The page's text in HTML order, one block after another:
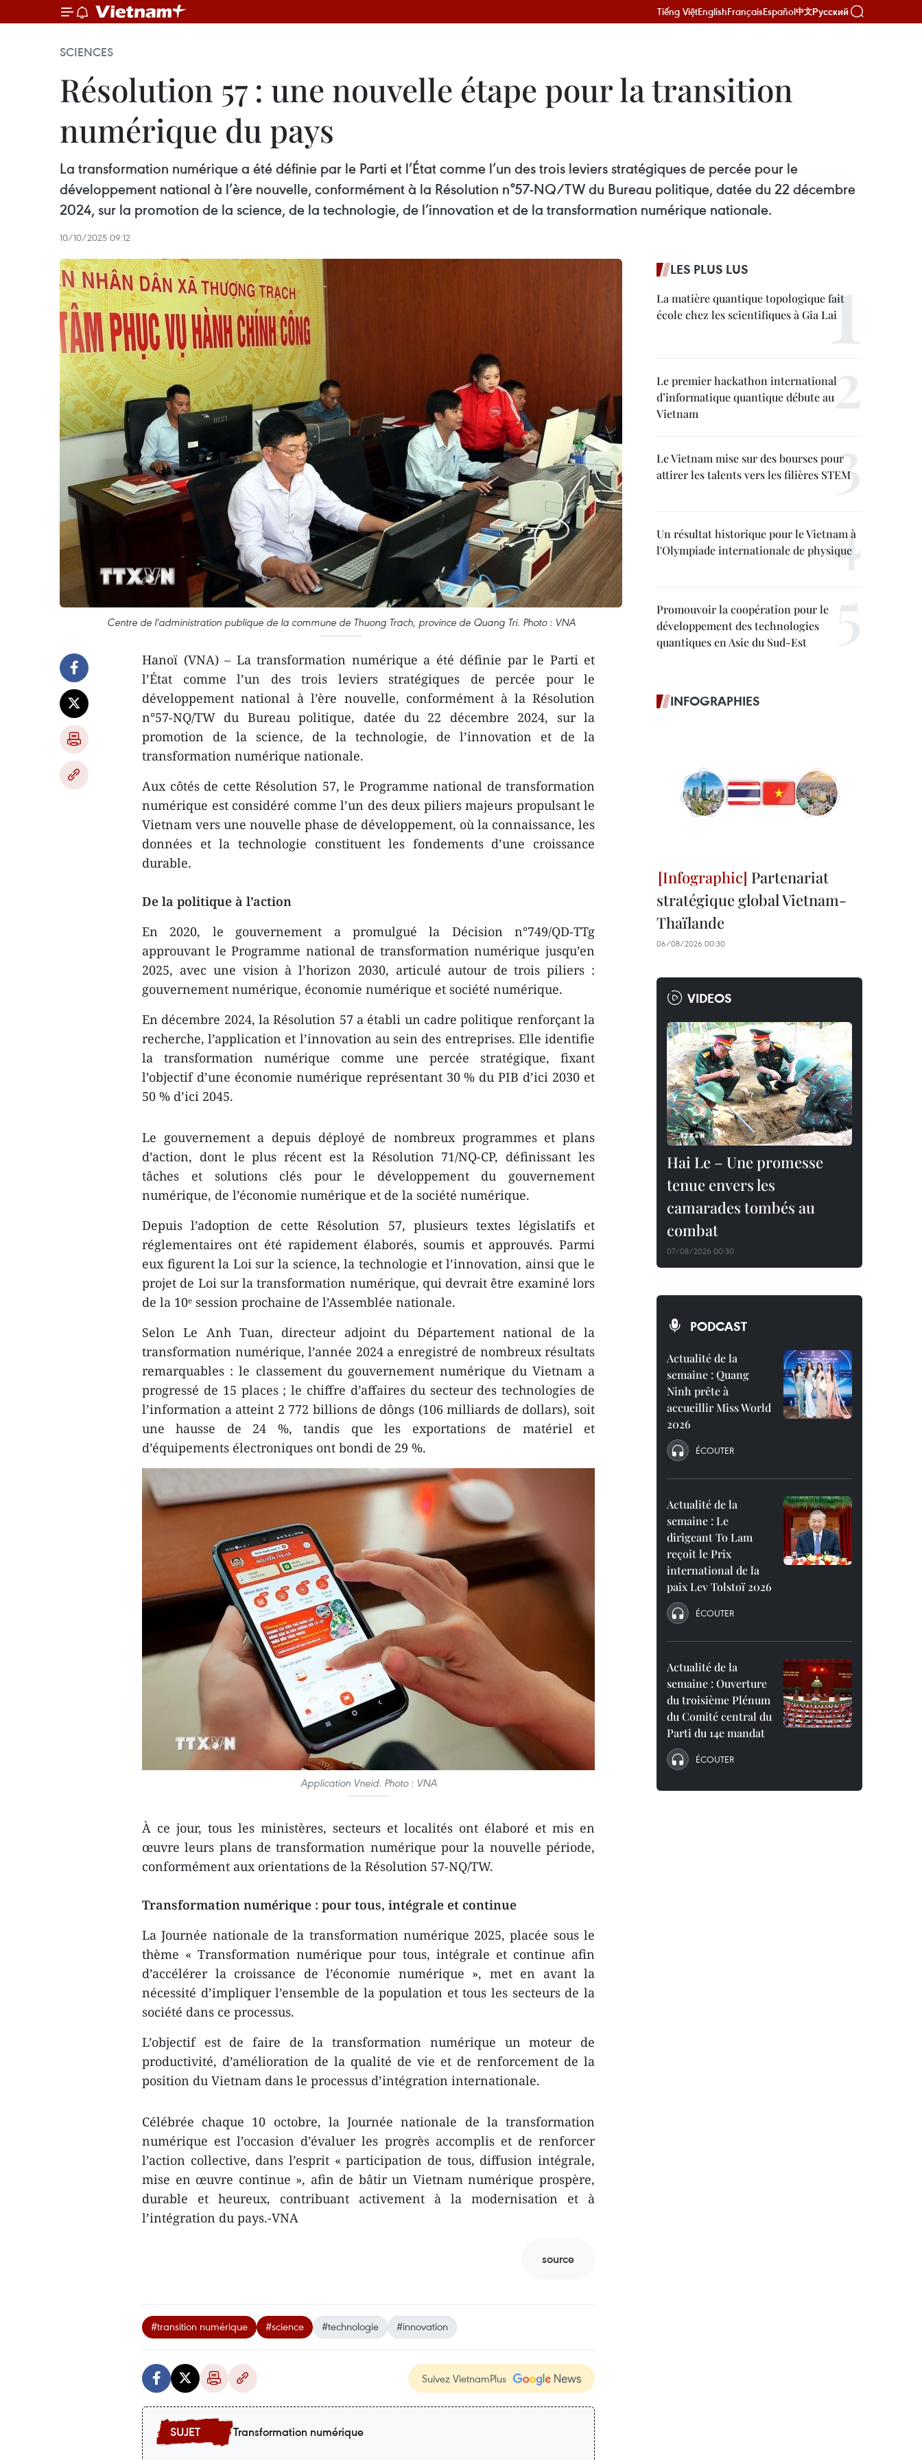
Tiếng ViệtEnglishFrançaisEspañol中文Русский
SCIENCES
Résolution 57 : une nouvelle étape pour la transition
numérique du pays
La transformation numérique a été définie par le Parti et l’État comme l’un des trois leviers stratégiques de percée pour le
développement national à l’ère nouvelle, conformément à la Résolution n°57-NQ/TW du Bureau politique, datée du 22 décembre
2024, sur la promotion de la science, de la technologie, de l’innovation et de la transformation numérique nationale.
10/10/2025 09:12
Centre de l'administration publique de la commune de Thuong Trach, province de Quang Tri. Photo : VNA
Hanoï (VNA) – La transformation numérique a été définie par le Parti et
l’État comme l’un des trois leviers stratégiques de percée pour le
développement national à l’ère nouvelle, conformément à la Résolution
n°57-NQ/TW du Bureau politique, datée du 22 décembre 2024, sur la
promotion de la science, de la technologie, de l’innovation et de la
transformation numérique nationale.
Aux côtés de cette Résolution 57, le Programme national de transformation
numérique est considéré comme l’un des deux piliers majeurs propulsant le
Vietnam vers une nouvelle phase de développement, où la connaissance, les
données et la technologie constituent les fondements d’une croissance
durable.
De la politique à l’action
En 2020, le gouvernement a promulgué la Décision n°749/QD-TTg
approuvant le Programme national de transformation numérique jusqu’en
2025, avec une vision à l’horizon 2030, articulé autour de trois piliers :
gouvernement numérique, économie numérique et société numérique.
En décembre 2024, la Résolution 57 a établi un cadre politique renforçant la
recherche, l’application et l’innovation au sein des entreprises. Elle identifie
la transformation numérique comme une percée stratégique, fixant
l’objectif d’une économie numérique représentant 30 % du PIB d’ici 2030 et
50 % d’ici 2045.
Le gouvernement a depuis déployé de nombreux programmes et plans
d’action, dont le plus récent est la Résolution 71/NQ-CP, définissant les
tâches et solutions clés pour le développement du gouvernement
numérique, de l’économie numérique et de la société numérique.
Depuis l’adoption de cette Résolution 57, plusieurs textes législatifs et
réglementaires ont été rapidement élaborés, soumis et approuvés. Parmi
eux figurent la Loi sur la science, la technologie et l’innovation, ainsi que le
projet de Loi sur la transformation numérique, qui devrait être examiné lors
de la 10ᵉ session prochaine de l’Assemblée nationale.
Selon Le Anh Tuan, directeur adjoint du Département national de la
transformation numérique, l’année 2024 a enregistré de nombreux résultats
remarquables : le classement du gouvernement numérique du Vietnam a
progressé de 15 places ; le chiffre d’affaires du secteur des technologies de
l’information a atteint 2 772 billions de dôngs (106 milliards de dollars), soit
une hausse de 24 %, tandis que les exportations de matériel et
d’équipements électroniques ont bondi de 29 %.
Application Vneid. Photo : VNA
À ce jour, tous les ministères, secteurs et localités ont élaboré et mis en
œuvre leurs plans de transformation numérique pour la nouvelle période,
conformément aux orientations de la Résolution 57-NQ/TW.
Transformation numérique : pour tous, intégrale et continue
La Journée nationale de la transformation numérique 2025, placée sous le
thème « Transformation numérique pour tous, intégrale et continue afin
d’accélérer la croissance de l’économie numérique », met en avant la
nécessité d’impliquer l’ensemble de la population et tous les secteurs de la
société dans ce processus.
L’objectif est de faire de la transformation numérique un moteur de
productivité, d’amélioration de la qualité de vie et de renforcement de la
position du Vietnam dans le processus d’intégration internationale.
Célébrée chaque 10 octobre, la Journée nationale de la transformation
numérique est l’occasion d’évaluer les progrès accomplis et de renforcer
l’action collective, dans l’esprit « participation de tous, diffusion intégrale,
mise en œuvre continue », afin de bâtir un Vietnam numérique prospère,
durable et heureux, contribuant activement à la modernisation et à
l’intégration du pays.-VNA
source
#transition numérique #science #technologie #innovation
Suivez VietnamPlus
Transformation numérique
LES PLUS LUS
La matière quantique topologique fait
école chez les scientifiques à Gia Lai
Le premier hackathon international
d’informatique quantique débute au
Vietnam
Le Vietnam mise sur des bourses pour
attirer les talents vers les filières STEM
Un résultat historique pour le Vietnam à
l'Olympiade internationale de physique
Promouvoir la coopération pour le
développement des technologies
quantiques en Asie du Sud-Est
INFOGRAPHIES
Partenariat
stratégique global Vietnam-
Thaïlande
06/08/2026 00:30
VIDEOS
Hai Le – Une promesse
tenue envers les
camarades tombés au
combat
07/08/2026 00:30
PODCAST
Actualité de la
semaine : Quang
Ninh prête à
accueillir Miss World
2026
ÉCOUTER
Actualité de la
semaine : Le
dirigeant To Lam
reçoit le Prix
international de la
paix Lev Tolstoï 2026
ÉCOUTER
Actualité de la
semaine : Ouverture
du troisième Plénum
du Comité central du
Parti du 14e mandat
ÉCOUTER